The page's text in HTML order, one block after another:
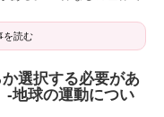
を読む
選択する必要があ
-地球の運動につい